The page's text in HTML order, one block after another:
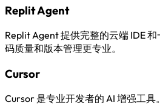
Replit Agent
Replit Agent 提供完整的云端 IDE
码质量和版本管理更专业。
Cursor
Cursor 是专业开发者的 AI 增强工